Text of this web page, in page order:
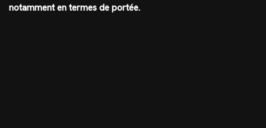
notamment en termes de portée.